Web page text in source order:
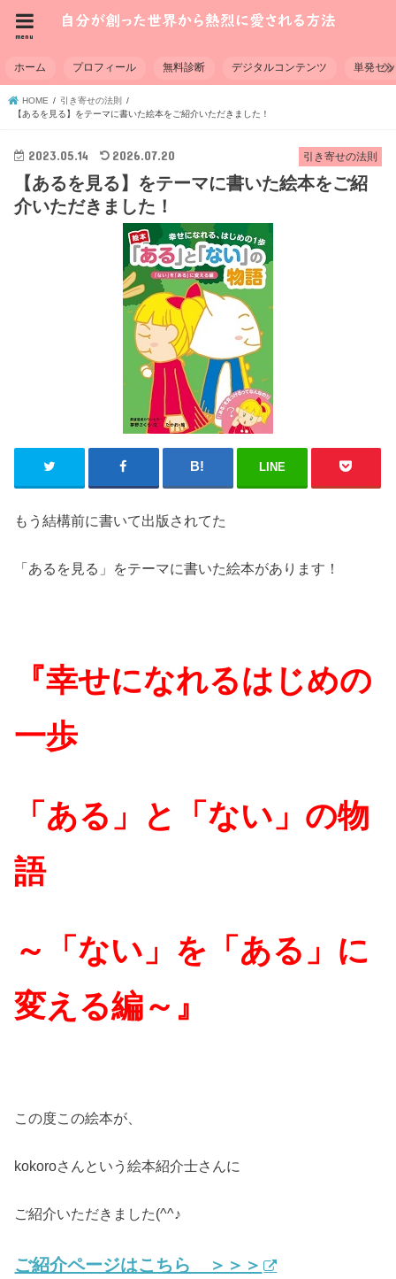
menu
ホーム プロフィール 無料診断 デジタルコンテンツ 単発セ
HOME
引き寄せの法則
【あるを見る】をテーマに書いた絵本をご紹介いただきました！
引き寄せの法則
2023.05.14 2026.07.20
【あるを見る】をテーマに書いた絵本をご紹
介いただきました！
LINE
もう結構前に書いて出版されてた
「あるを見る」をテーマに書いた絵本があります！
『幸せになれるはじめの
一歩
「ある」と「ない」の物
語
～「ない」を「ある」に
変える編～』
この度この絵本が、
kokoroさんという絵本紹介士さんに
ご紹介いただきました(^^♪
ご紹介ページはこちら ＞＞＞